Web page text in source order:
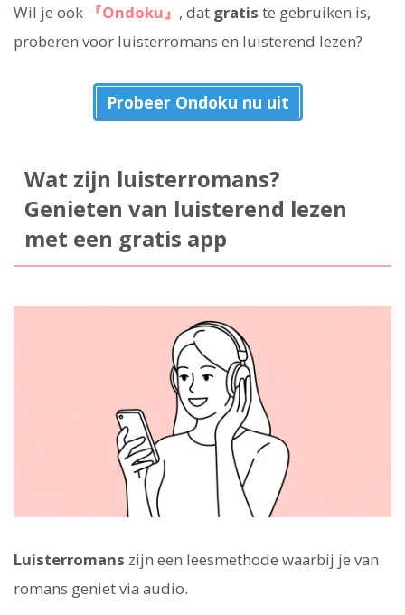
Wil je ook 『Ondoku』 , dat gratis te gebruiken is,
proberen voor luisterromans en luisterend lezen?
Probeer Ondoku nu uit
Wat zijn luisterromans?
Genieten van luisterend lezen
met een gratis app
Luisterromans zijn een leesmethode waarbij je van
romans geniet via audio.